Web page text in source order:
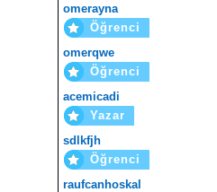
omerayna
Öğrenci
omerqwe
Öğrenci
acemicadi
Yazar
sdlkfjh
Öğrenci
raufcanhoskal